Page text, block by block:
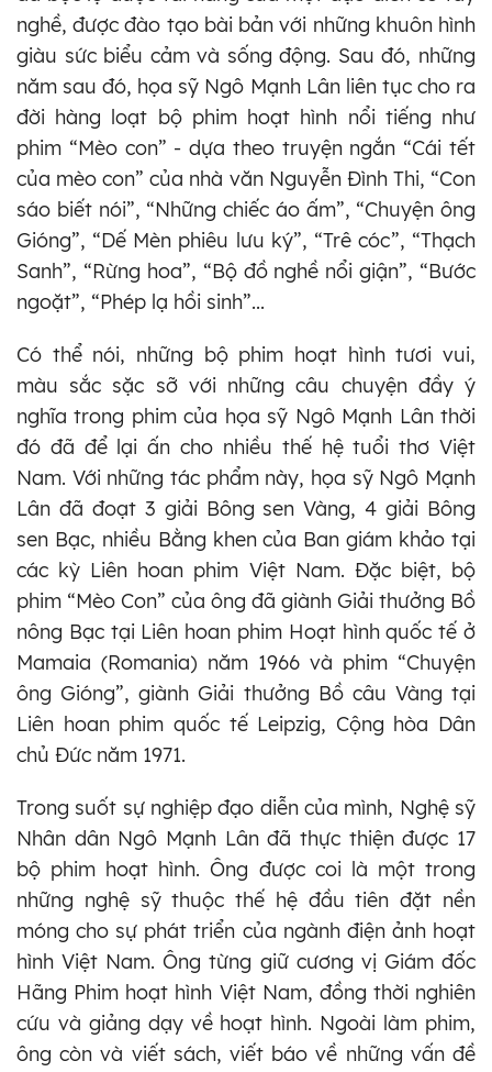
nghề, được đào tạo bài bản với những khuôn hình
giàu sức biểu cảm và sống động. Sau đó, những
năm sau đó, họa sỹ Ngô Mạnh Lân liên tục cho ra
đời hàng loạt bộ phim hoạt hình nổi tiếng như
phim “Mèo con” - dựa theo truyện ngắn “Cái tết
của mèo con” của nhà văn Nguyễn Đình Thi, “Con
sáo biết nói”, “Những chiếc áo ấm”, “Chuyện ông
Gióng”, “Dế Mèn phiêu lưu ký”, “Trê cóc”, “Thạch
Sanh”, “Rừng hoa”, “Bộ đồ nghề nổi giận”, “Bước
ngoặt”, “Phép lạ hồi sinh”...
Có thể nói, những bộ phim hoạt hình tươi vui,
màu sắc sặc sỡ với những câu chuyện đầy ý
nghĩa trong phim của họa sỹ Ngô Mạnh Lân thời
đó đã để lại ấn cho nhiều thế hệ tuổi thơ Việt
Nam. Với những tác phẩm này, họa sỹ Ngô Mạnh
Lân đã đoạt 3 giải Bông sen Vàng, 4 giải Bông
sen Bạc, nhiều Bằng khen của Ban giám khảo tại
các kỳ Liên hoan phim Việt Nam. Đặc biệt, bộ
phim “Mèo Con” của ông đã giành Giải thưởng Bồ
nông Bạc tại Liên hoan phim Hoạt hình quốc tế ở
Mamaia (Romania) năm 1966 và phim “Chuyện
ông Gióng”, giành Giải thưởng Bồ câu Vàng tại
Liên hoan phim quốc tế Leipzig, Cộng hòa Dân
chủ Đức năm 1971.
Trong suốt sự nghiệp đạo diễn của mình, Nghệ sỹ
Nhân dân Ngô Mạnh Lân đã thực thiện được 17
bộ phim hoạt hình. Ông được coi là một trong
những nghệ sỹ thuộc thế hệ đầu tiên đặt nền
móng cho sự phát triển của ngành điện ảnh hoạt
hình Việt Nam. Ông từng giữ cương vị Giám đốc
Hãng Phim hoạt hình Việt Nam, đồng thời nghiên
cứu và giảng dạy về hoạt hình. Ngoài làm phim,
ông còn và viết sách, viết báo về những vấn đề